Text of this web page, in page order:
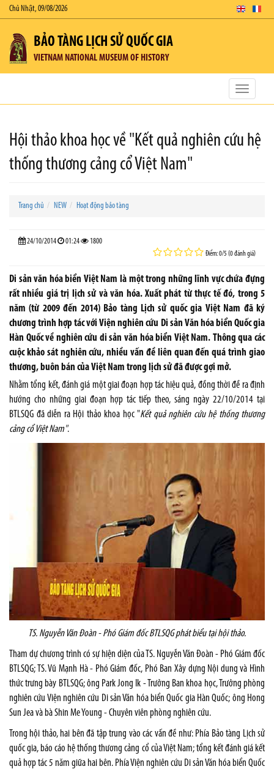
Chủ Nhật, 09/08/2026
BẢO TÀNG LỊCH SỬ QUỐC GIA
VIETNAM NATIONAL MUSEUM OF HISTORY
Toggle
Hội thảo khoa học về "Kết quả nghiên cứu hệ
thống thương cảng cổ Việt Nam"
Trang chủ NEW Hoạt động bảo tàng
24/10/2014 01:24 1800
Điểm: 0/5 (0 đánh giá)
Di sản văn hóa biển Việt Nam là một trong những lĩnh vực chứa đựng
rất nhiều giá trị lịch sử và văn hóa. Xuất phát từ thực tế đó, trong 5
năm (từ 2009 đến 2014) Bảo tàng Lịch sử quốc gia Việt Nam đã ký
chương trình hợp tác với Viện nghiên cứu Di sản Văn hóa biển Quốc gia
Hàn Quốc về nghiên cứu di sản văn hóa biển Việt Nam. Thông qua các
cuộc khảo sát nghiên cứu, nhiều vấn đề liên quan đến quá trình giao
thương, buôn bán của Việt Nam trong lịch sử đã được gợi mở.
Nhằm tổng kết, đánh giá một giai đoạn hợp tác hiệu quả, đồng thời đề ra định
hướng cho những giai đoạn hợp tác tiếp theo, sáng ngày 22/10/2014 tại
BTLSQG đã diễn ra Hội thảo khoa học "Kết quả nghiên cứu hệ thống thương
cảng cổ ViệtNam".
TS. Nguyễn Văn Đoàn - Phó Giám đốc BTLSQG phát biểu tại hội thảo.
Tham dự chương trình có sự hiện diện của TS. Nguyễn Văn Đoàn - Phó Giám đốc
BTLSQG; TS. Vũ Mạnh Hà - Phó Giám đốc, Phó Ban Xây dựng Nội dung và Hình
thức trưng bày BTLSQG; ông Park Jong Ik - Trưởng Ban khoa học, Trưởng phòng
nghiên cứu Viện nghiên cứu Di sản Văn hóa biển Quốc gia Hàn Quốc; ông Hong
Sun Jea và bà Shin Me Young - Chuyên viên phòng nghiên cứu.
Trong hội thảo, hai bên đã tập trung vào các vấn đề như: Phía Bảo tàng Lịch sử
quốc gia, báo cáo hệ thống thương cảng cổ của Việt Nam; tổng kết đánh giá kết
quả hợp tác 5 năm giữa hai bên. Phía Viện nghiên cứu Di sản Văn hóa biển Quốc